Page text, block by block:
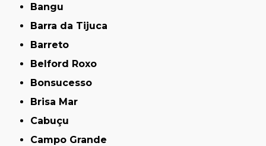
Bangu
Barra da Tijuca
Barreto
Belford Roxo
Bonsucesso
Brisa Mar
Cabuçu
Campo Grande